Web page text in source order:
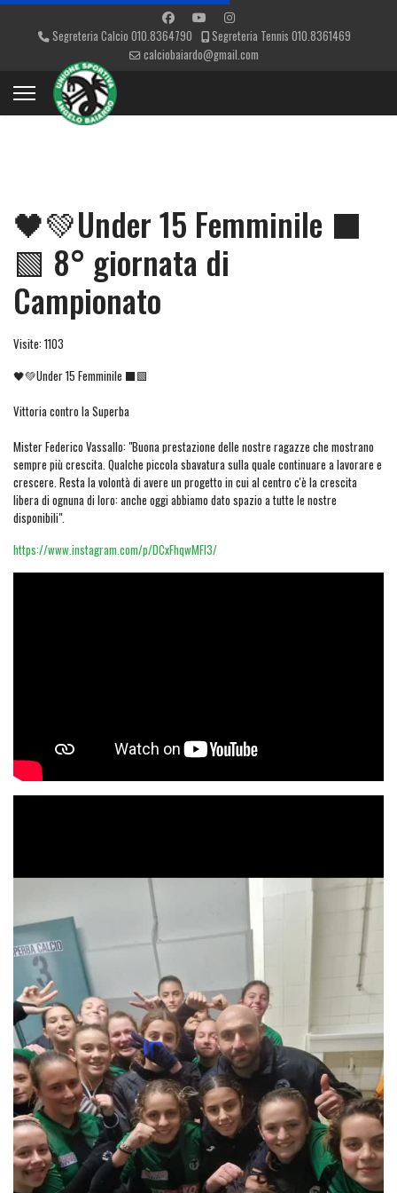
Segreteria Calcio 010.8364790
Segreteria Tennis 010.8361469
calciobaiardo@gmail.com
🖤💚Under 15 Femminile ⬛
🟩 8° giornata di
Campionato
Visite: 1103
🖤💚Under 15 Femminile ⬛🟩
Vittoria contro la Superba
Mister Federico Vassallo: "Buona prestazione delle nostre ragazze che mostrano
sempre più crescita. Qualche piccola sbavatura sulla quale continuare a lavorare e
crescere. Resta la volontà di avere un progetto in cui al centro c'è la crescita
libera di ognuna di loro: anche oggi abbiamo dato spazio a tutte le nostre
disponibili".
https://www.instagram.com/p/DCxFhqwMFl3/